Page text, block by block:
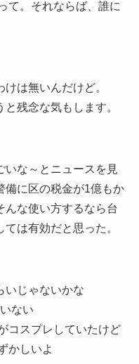
て。それならば、誰に
は無いんだけど。
残念な気もします。
いな～とニュースを見
備に区の税金が1億もか
んな使い方するなら台
は有効だと思った。
いじゃないかな
ない
コスプレしていたけど
かしいよ